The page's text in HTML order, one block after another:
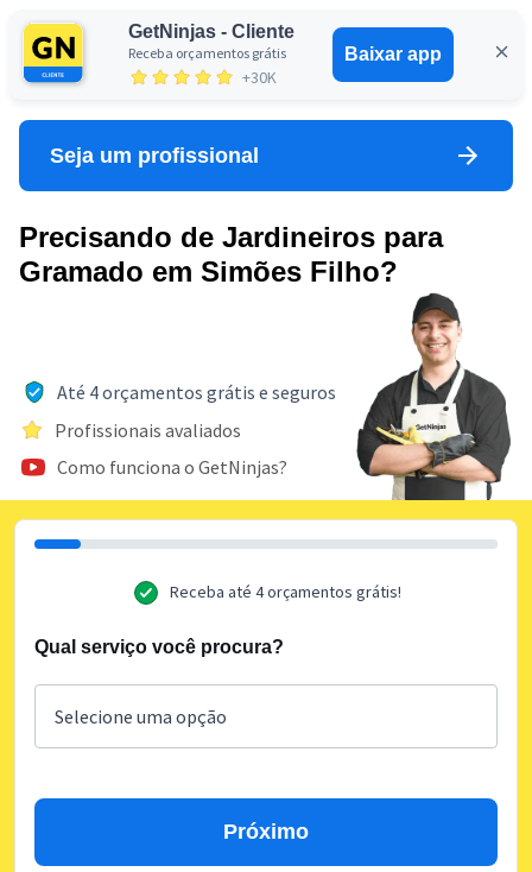
GetNinjas - Cliente
Receba orçamentos grátis
+30K
Baixar app
Entrar
Seja um profissional
Precisando de Jardineiros para
Gramado em Simões Filho?
Até 4 orçamentos grátis e seguros
Profissionais avaliados
Como funciona o GetNinjas?
Receba até 4 orçamentos grátis!
Qual serviço você procura?
Próximo